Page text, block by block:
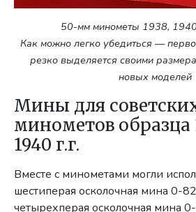
50-мм минометы 1938,
Как можно легко убедиться —
резко выделяется своими
новых моделей
Мины для
минометов образца
1940 г.г.
Вместе с минометами могли
шестиперая осколочная мина 0-
четырехперая осколочная мина